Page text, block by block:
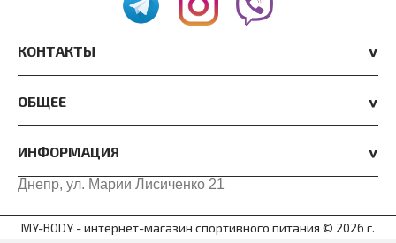
КОНТАКТЫ
ОБЩЕЕ
ИНФОРМАЦИЯ
Днепр, ул. Марии Лисиченко 21
MY-BODY - интернет-магазин спортивного питания © 2026 г.